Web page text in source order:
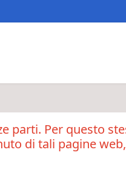
parti. Per questo
di tali pagine